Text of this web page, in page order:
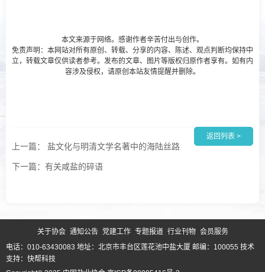
本文来源于网络。感谢作者辛苦付出与创作。
免责声明：本网站对所有原创、转载、分享的内容、陈述、观点判断均保持中
立，转载文章仅供读者参考。发布的文章、图片等版权归原作者享有。如有内
容涉及侵权，请原创本站友情提醒并删除。
返回列表 >
上一篇： 盐文化与明清文学名著中的海陆丝路
下一篇：有关咸盐的碎语
关于协会 通知公告 党建工作 专题报道 行业刊物 会员服务
电话：010-63430083 地址：北京市丰台区莲花池中盐大厦 邮编：100055 技术
支持：快帮科技